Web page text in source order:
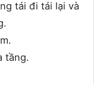
tái đi tái lại và
tầng.